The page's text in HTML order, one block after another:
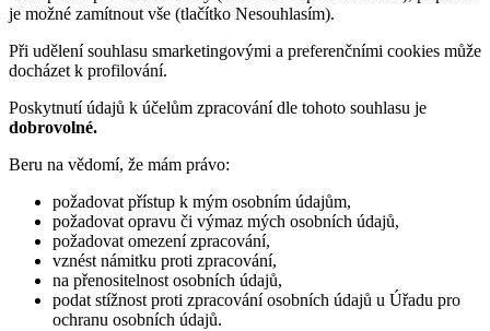
je možné zamítnout vše (tlačítko Nesouhlasím).
Při udělení souhlasu smarketingovými a preferenčními cookies může
docházet k profilování.
Poskytnutí údajů k účelům zpracování dle tohoto souhlasu je
dobrovolné.
Beru na vědomí, že mám právo:
požadovat přístup k mým osobním údajům,
požadovat opravu či výmaz mých osobních údajů,
požadovat omezení zpracování,
vznést námitku proti zpracování,
na přenositelnost osobních údajů,
podat stížnost proti zpracování osobních údajů u Úřadu pro
ochranu osobních údajů.